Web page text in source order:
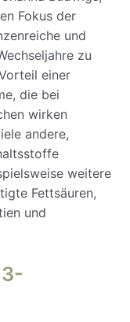
Fokus der
und
zu
einer
die bei
wirken
andere,
weitere
Fettsäuren,
und